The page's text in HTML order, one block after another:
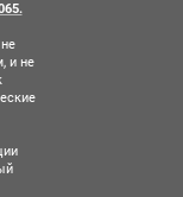
и не